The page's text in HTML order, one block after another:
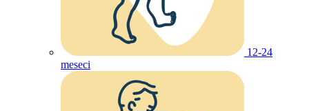
12-24
meseci